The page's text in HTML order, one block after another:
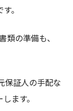
。
類の準備も、
保証人の手配な
ます。